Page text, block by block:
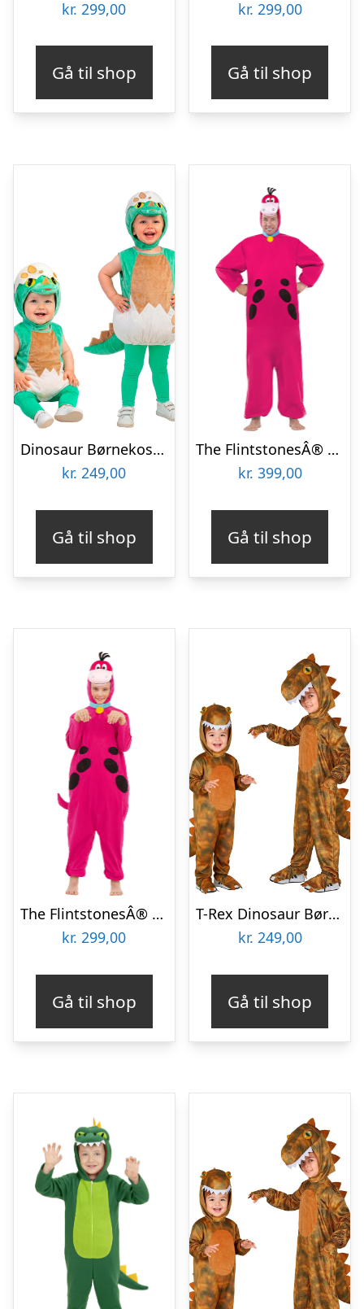
kr. 299,00
Gå til shop
kr. 299,00
Gå til shop
Dinosaur Børnekostume
kr. 249,00
Gå til shop
The FlintstonesÂ® Dino Kostume
kr. 399,00
Gå til shop
The FlintstonesÂ® Dino Børnekostume
kr. 299,00
Gå til shop
T-Rex Dinosaur Børnekostume
kr. 249,00
Gå til shop